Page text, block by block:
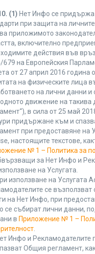
(1) Нет Инфо се
при защита на
приложимото
включително
действия във
679 на Европейския
от 27 април 2016 година
на физическите лица
на лични данни и
движение на такива
в сила от 25 май
придържане към и
при предоставяне на
настоящите текстове,
№ 1 – Политика за
за Нет Инфо и
на Услугата.
използване на Услугата
се възползват
на Нет Инфо, при
се събират лични данни,
в Приложение № 1 –
.
Инфо и Рекламодателите
Общия регламент,